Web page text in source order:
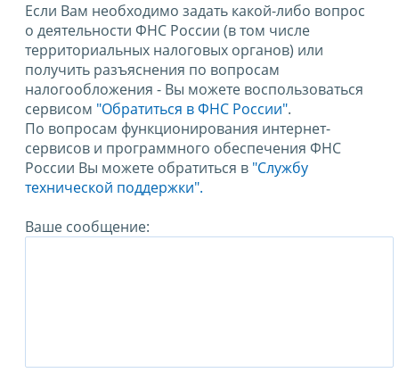
Если Вам необходимо задать какой-либо вопрос
о деятельности ФНС России (в том числе
территориальных налоговых органов) или
получить разъяснения по вопросам
налогообложения - Вы можете воспользоваться
сервисом "Обратиться в ФНС России".
По вопросам функционирования интернет-
сервисов и программного обеспечения ФНС
России Вы можете обратиться в "Службу
технической поддержки".
Ваше сообщение: